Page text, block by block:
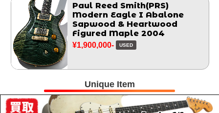
Paul Reed Smith(PRS)
Modern Eagle I Abalone
Sapwood & Heartwood
Figured Maple 2004
¥1,900,000- USED
Unique Item